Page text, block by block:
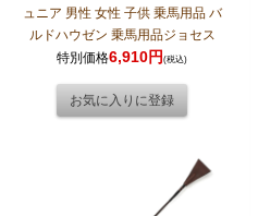
ュニア 男性 女性 子供 乗馬用品 バ
ルドハウゼン 乗馬用品ジョセス
特別価格6,910円(税込)